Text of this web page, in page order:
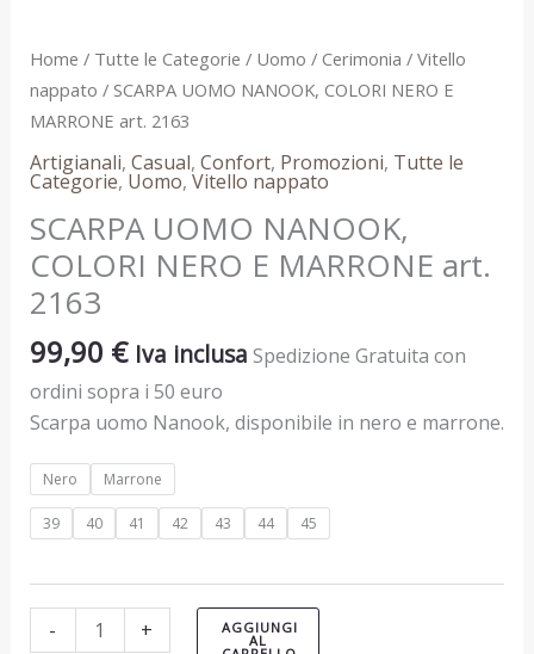
Home / Tutte le Categorie / Uomo / Cerimonia / Vitello
nappato / SCARPA UOMO NANOOK, COLORI NERO E
MARRONE art. 2163
Artigianali, Casual, Confort, Promozioni, Tutte le
Categorie, Uomo, Vitello nappato
SCARPA UOMO NANOOK,
COLORI NERO E MARRONE art.
2163
99,90 € Iva inclusa Spedizione Gratuita con
ordini sopra i 50 euro
Scarpa uomo Nanook, disponibile in nero e marrone.
Nero Marrone
39 40 41 42 43 44 45
- + AGGIUNGI
AL